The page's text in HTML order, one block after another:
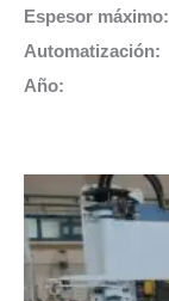
Espesor máximo:
Automatización:
Año: